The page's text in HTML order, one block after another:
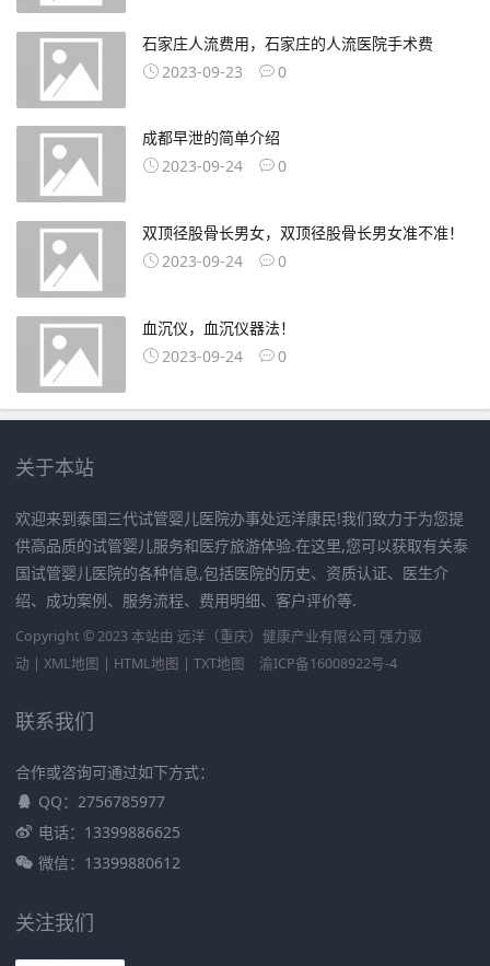
石家庄人流费用，石家庄的人流医院手术费
2023-09-23
0
成都早泄的简单介绍
2023-09-24
0
双顶径股骨长男女，双顶径股骨长男女准不准！
2023-09-24
0
血沉仪，血沉仪器法！
2023-09-24
0
关于本站
欢迎来到泰国三代试管婴儿医院办事处远洋康民!我们致力于为您提
供高品质的试管婴儿服务和医疗旅游体验.在这里,您可以获取有关泰
国试管婴儿医院的各种信息,包括医院的历史、资质认证、医生介
绍、成功案例、服务流程、费用明细、客户评价等.
Copyright © 2023 本站由 远洋（重庆）健康产业有限公司 强力驱
动 | XML地图 | HTML地图 | TXT地图 渝ICP备16008922号-4
联系我们
合作或咨询可通过如下方式：
QQ：2756785977
电话：13399886625
微信：13399880612
关注我们